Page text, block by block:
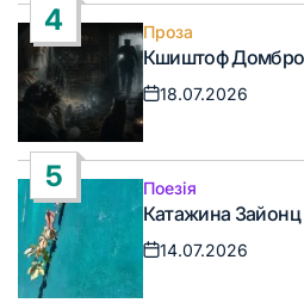
4
Опублікувати
у
Проза
Кшиштоф
Дата
запису
18.07.2026
5
Опублікувати
у
Поезія
Катажина Зайонц
Дата
14.07.2026